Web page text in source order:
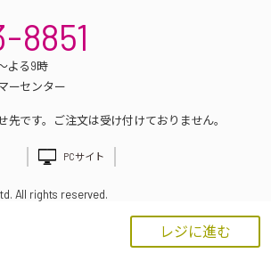
レジに進む
8851
よる9時
ーセンター
です。ご注文は受け付けておりません。
PCサイト
All rights reserved.